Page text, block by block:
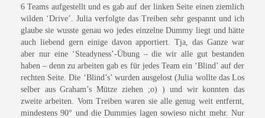
6 Teams aufgestellt und es gab auf der linken Seite einen ziemlich
wilden ‘Drive’. Julia verfolgte das Treiben sehr gespannt und ich
glaube sie wusste genau wo jedes einzelne Dummy liegt und hätte
auch liebend gern einige davon apportiert. Tja, das Ganze war
aber nur eine ‘Steadyness’-Übung – die wir alle gut bestanden
haben – denn zu arbeiten gab es für jedes Team ein ‘Blind’ auf der
rechten Seite. Die ‘Blind’s’ wurden ausgelost (Julia wollte das Los
selber aus Graham’s Mütze ziehen ;o) ) und wir konnten das
zweite arbeiten. Vom Treiben waren sie alle genug weit entfernt,
mindestens 90° und die Dummies lagen sowieso nicht mehr. Nur